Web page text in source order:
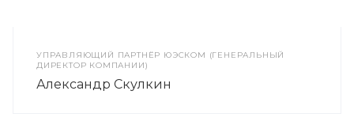
УПРАВЛЯЮЩИЙ ПАРТНЁР ЮЭСКОМ (ГЕНЕРАЛЬНЫЙ
ДИРЕКТОР КОМПАНИИ)
Александр Скулкин